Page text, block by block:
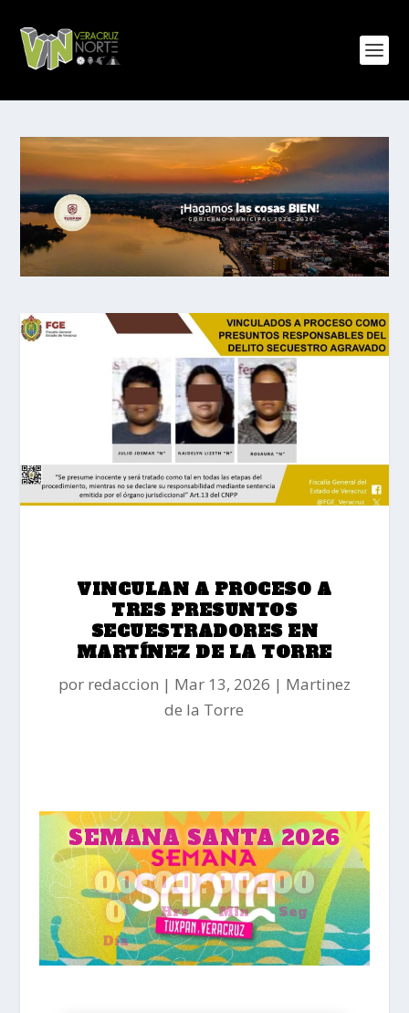
VINCULAN A PROCESO A
TRES PRESUNTOS
SECUESTRADORES EN
MARTÍNEZ DE LA TORRE
por redaccion Mar 13, 2026
Martinez
de la Torre
SEMANA SANTA 2026
00
0
Día
:00
Hrs
:00
Min
:00
Seg